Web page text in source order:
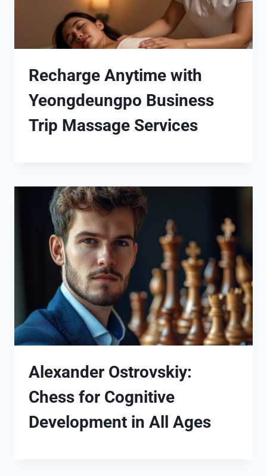
Recharge Anytime with
Yeongdeungpo Business
Trip Massage Services
Alexander Ostrovskiy:
Chess for Cognitive
Development in All Ages